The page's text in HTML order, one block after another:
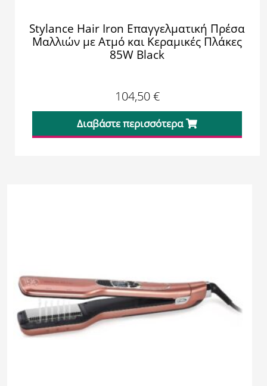
Stylance Hair Iron Επαγγελματική Πρέσα
Μαλλιών με Ατμό και Κεραμικές Πλάκες
85W Black
104,50€
Διαβάστε περισσότερα